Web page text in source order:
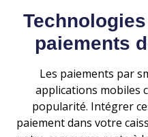
paiements
Les paiements par
applications mobiles
popularité. Intégrer
paiement dans votre